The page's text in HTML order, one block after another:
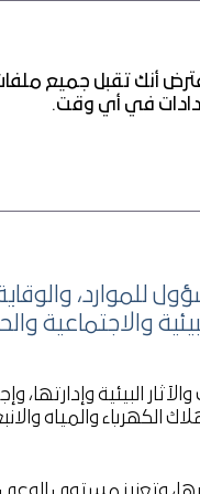
والاجتماعية
البيئية وإدارتها،
والمياه
أنك تقبل جميع